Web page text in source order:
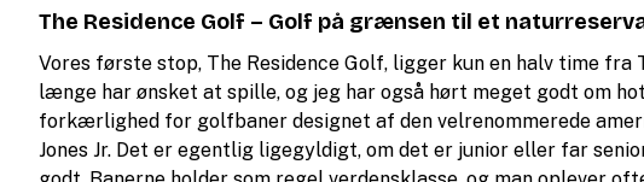
The Residence Golf – Golf på grænsen til et
Vores første stop, The Residence Golf, ligger kun en halv time fra
længe har ønsket at spille, og jeg har også hørt meget godt om
forkærlighed for golfbaner designet af den velrenommerede
Jones Jr. Det er egentlig ligegyldigt, om det er junior eller far